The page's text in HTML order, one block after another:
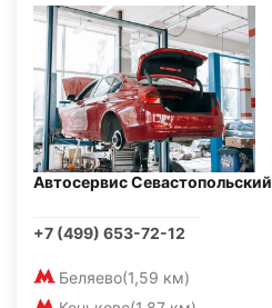
Автосервис Севастопольский
+7 (499) 653-72-12
Беляево(1,59 км)